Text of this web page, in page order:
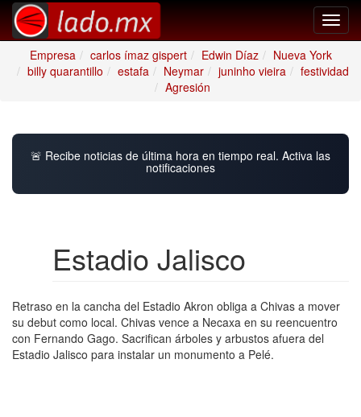
Empresa
carlos ímaz gispert Edwin Díaz
Nueva York
billy quarantillo
estafa Neymar juninho vieira
festividad
Agresión
🚨 Recibe noticias de última hora en tiempo real. Activa las
notificaciones
Estadio Jalisco
Retraso en la cancha del Estadio Akron obliga a Chivas a mover
su debut como local. Chivas vence a Necaxa en su reencuentro
con Fernando Gago. Sacrifican árboles y arbustos afuera del
Estadio Jalisco para instalar un monumento a Pelé.